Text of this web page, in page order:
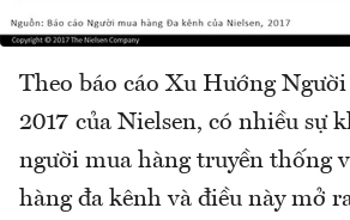
Theo báo cáo Xu Hướng
2017 của Nielsen, có nhiều sự
người mua hàng truyền thống
hàng đa kênh và điều này mở